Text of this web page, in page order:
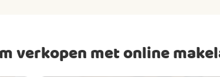
verkopen met online